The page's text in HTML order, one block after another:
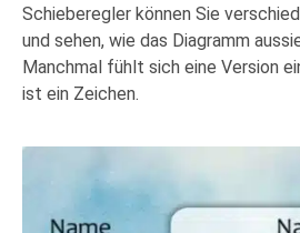
Schieberegler können Sie
und sehen, wie das Diagramm
Manchmal fühlt sich eine Version
ist ein Zeichen.